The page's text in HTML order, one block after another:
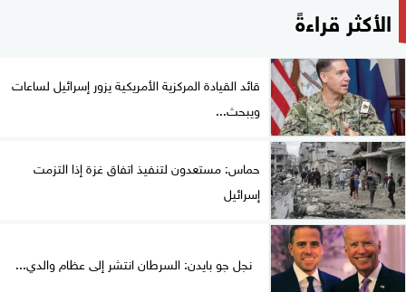
الأكثر قراءةً
قائد القيادة المركزية الأمريكية يزور إسرائيل لساعات
ويبحث...
حماس: مستعدون لتنفيذ اتفاق غزة إذا التزمت
إسرائيل
نجل جو بايدن: السرطان انتشر إلى عظام والدي...